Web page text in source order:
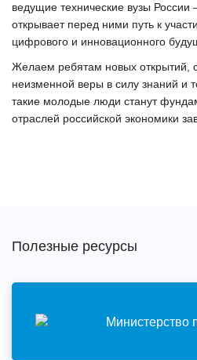
ведущие технические вузы России
открывает перед ними путь к
цифрового и инновационного
Желаем ребятам новых открытий,
неизменной веры в силу знаний и
такие молодые люди станут
отраслей российской экономики
Полезные ресурсы
Министерство